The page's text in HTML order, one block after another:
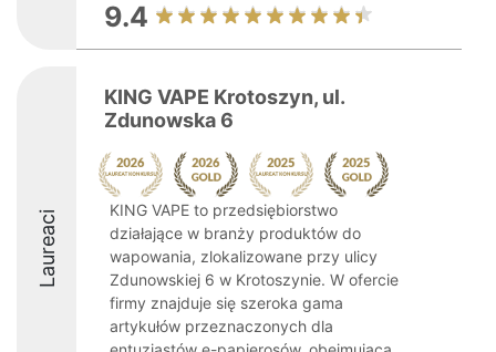
9.4
Laureaci
KING VAPE Krotoszyn, ul.
Zdunowska 6
KING VAPE to przedsiębiorstwo
działające w branży produktów do
wapowania, zlokalizowane przy ulicy
Zdunowskiej 6 w Krotoszynie. W ofercie
firmy znajduje się szeroka gama
artykułów przeznaczonych dla